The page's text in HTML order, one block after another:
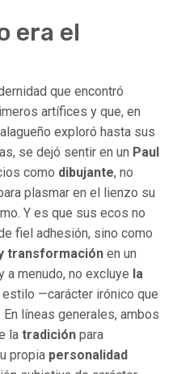
era el
que encontró
artífices y que, en
exploró hasta sus
se dejó sentir en un Paul
como dibujante, no
plasmar en el lienzo su
Y es que sus ecos no
fiel adhesión, sino como
transformación en un
a menudo, no excluye la
—carácter irónico que
líneas generales, ambos
la tradición para
propia personalidad